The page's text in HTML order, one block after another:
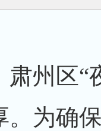
区“
。为确